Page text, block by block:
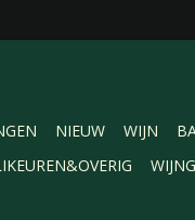
NIEUW WIJN